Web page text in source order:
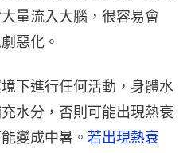
量流入大腦，很容易會
惡化。
下進行任何活動，身體水
水分，否則可能出現熱衰
變成中暑。 若出現熱衰